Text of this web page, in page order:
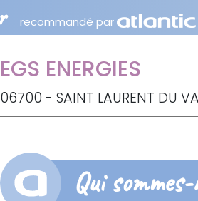
recommandé par
EGS ENERGIES
06700 - SAINT LAURENT DU
Qui